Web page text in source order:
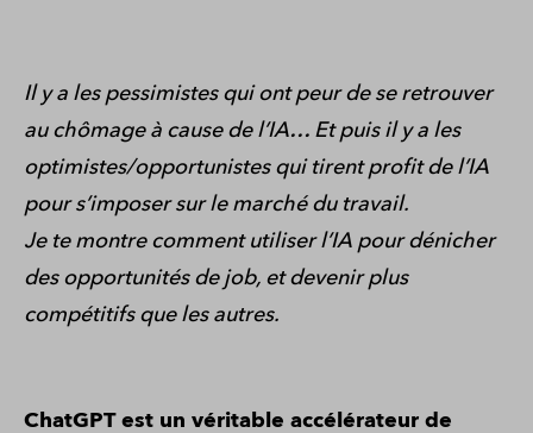
Il y a les pessimistes qui ont peur de se retrouver
au chômage à cause de l’IA… Et puis il y a les
optimistes/opportunistes qui tirent profit de l’IA
pour s’imposer sur le marché du travail.
Je te montre comment utiliser l’IA pour dénicher
des opportunités de job, et devenir plus
compétitifs que les autres.
ChatGPT est un véritable accélérateur de